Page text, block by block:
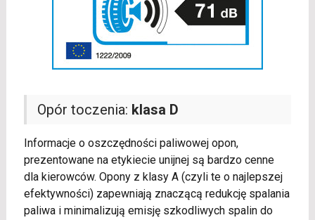
Opór toczenia: klasa D
Informacje o oszczędności paliwowej opon,
prezentowane na etykiecie unijnej są bardzo cenne
dla kierowców. Opony z klasy A (czyli te o najlepszej
efektywności) zapewniają znaczącą redukcję spalania
paliwa i minimalizują emisję szkodliwych spalin do